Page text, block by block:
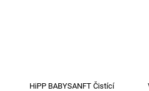
HiPP BABYSANFT Čistící